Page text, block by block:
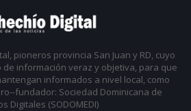
pioneros provincia San Juan y RD, cuyo
información veraz y objetiva, para que
informados a nivel local, como
fundador: Sociedad Dominicana de
Digitales (SODOMEDI)